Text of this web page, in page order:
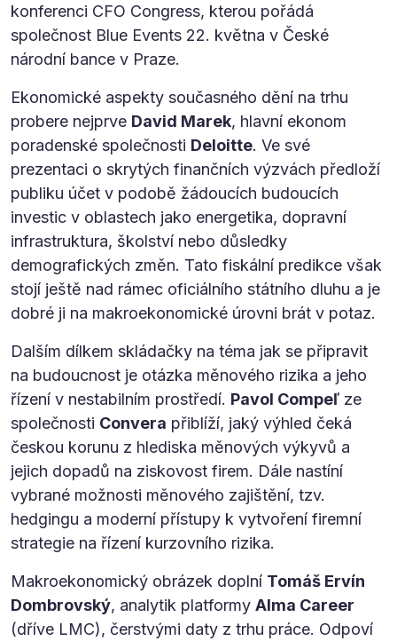
konferenci CFO Congress, kterou pořádá
společnost Blue Events 22. května v České
národní bance v Praze.
Ekonomické aspekty současného dění na trhu
probere nejprve David Marek, hlavní ekonom
poradenské společnosti Deloitte. Ve své
prezentaci o skrytých finančních výzvách předloží
publiku účet v podobě žádoucích budoucích
investic v oblastech jako energetika, dopravní
infrastruktura, školství nebo důsledky
demografických změn. Tato fiskální predikce však
stojí ještě nad rámec oficiálního státního dluhu a je
dobré ji na makroekonomické úrovni brát v potaz.
Dalším dílkem skládačky na téma jak se připravit
na budoucnost je otázka měnového rizika a jeho
řízení v nestabilním prostředí. Pavol Compeľ ze
společnosti Convera přiblíží, jaký výhled čeká
českou korunu z hlediska měnových výkyvů a
jejich dopadů na ziskovost firem. Dále nastíní
vybrané možnosti měnového zajištění, tzv.
hedgingu a moderní přístupy k vytvoření firemní
strategie na řízení kurzovního rizika.
Makroekonomický obrázek doplní Tomáš Ervín
Dombrovský, analytik platformy Alma Career
(dříve LMC), čerstvými daty z trhu práce. Odpoví